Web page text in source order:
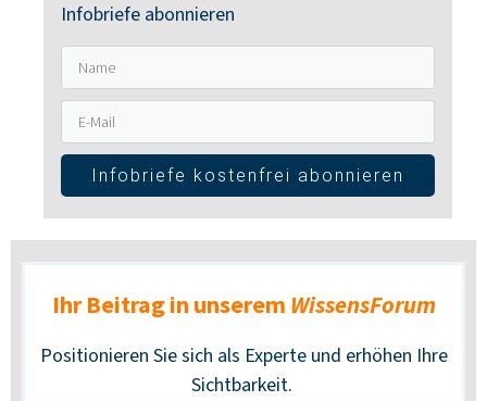
Infobriefe abonnieren
Infobriefe kostenfrei abonnieren
Ihr Beitragin unserem WissensForum
Positionieren Sie sich als Experte und erhöhen Ihre
Sichtbarkeit.